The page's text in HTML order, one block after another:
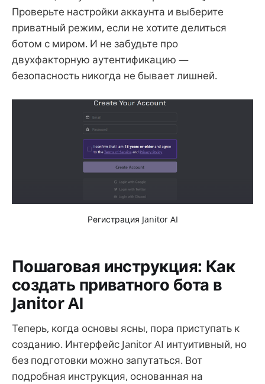
Проверьте настройки аккаунта и выберите
приватный режим, если не хотите делиться
ботом с миром. И не забудьте про
двухфакторную аутентификацию —
безопасность никогда не бывает лишней.
Регистрация Janitor AI
Пошаговая инструкция: Как
создать приватного бота в
Janitor AI
Теперь, когда основы ясны, пора приступать к
созданию. Интерфейс Janitor AI интуитивный, но
без подготовки можно запутаться. Вот
подробная инструкция, основанная на